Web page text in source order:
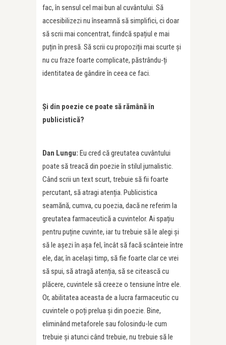
fac, în sensul cel mai bun al cuvântului. Să
accesibilizezi nu înseamnă să simplifici, ci doar
să scrii mai concentrat, fiindcă spațiul e mai
puțin în presă. Să scrii cu propoziții mai scurte și
nu cu fraze foarte complicate, păstrându-ți
identitatea de gândire în ceea ce faci.
Și din poezie ce poate să rămână în
publicistică?
Dan Lungu: Eu cred că greutatea cuvântului
poate să treacă din poezie în stilul jurnalistic.
Când scrii un text scurt, trebuie să fii foarte
percutant, să atragi atenția. Publicistica
seamănă, cumva, cu poezia, dacă ne referim la
greutatea farmaceutică a cuvintelor. Ai spațiu
pentru puține cuvinte, iar tu trebuie să le alegi și
să le așezi în așa fel, încât să facă scânteie între
ele, dar, în același timp, să fie foarte clar ce vrei
să spui, să atragă atenția, să se citească cu
plăcere, cuvintele să creeze o tensiune între ele.
Or, abilitatea aceasta de a lucra farmaceutic cu
cuvintele o poți prelua și din poezie. Bine,
eliminând metaforele sau folosindu-le cum
trebuie și atunci când trebuie, nu trebuie să le